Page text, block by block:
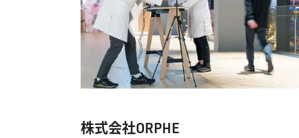
株式会社ORPHE